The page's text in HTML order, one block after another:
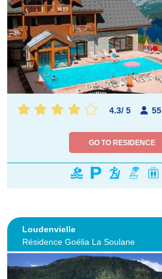
4.3/ 5 55
GO TO RESIDENCE
Loudenvielle
Résidence Goélia La Soulane